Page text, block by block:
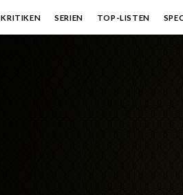
KRITIKEN SERIEN TOP-LISTEN